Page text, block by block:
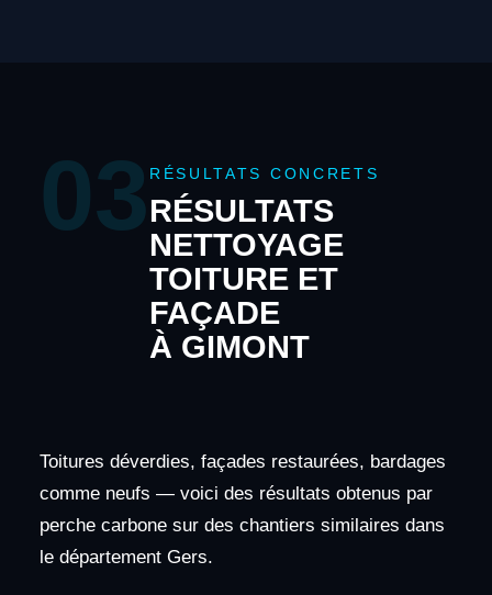
03 RÉSULTATS CONCRETS
RÉSULTATS
NETTOYAGE
TOITURE ET
FAÇADE
À GIMONT
Toitures déverdies, façades restaurées, bardages
comme neufs — voici des résultats obtenus par
perche carbone sur des chantiers similaires dans
le département Gers.